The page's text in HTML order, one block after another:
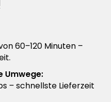
60–120 Minuten –
Umwege:
– schnellste Lieferzeit